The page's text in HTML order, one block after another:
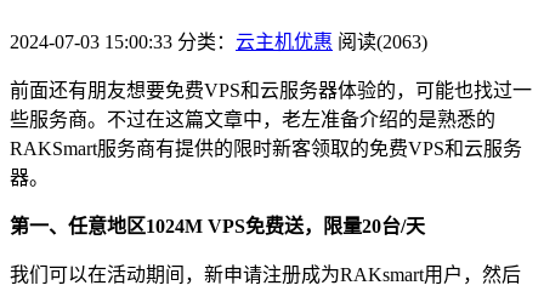
2024-07-03 15:00:33 分类： 云主机优惠 阅读(2063)
前面还有朋友想要免费VPS和云服务器体验的，可能也找过一
些服务商。不过在这篇文章中，老左准备介绍的是熟悉的
RAKSmart服务商有提供的限时新客领取的免费VPS和云服务
器。
第一、任意地区1024M VPS免费送，限量20台/天
我们可以在活动期间，新申请注册成为RAKsmart用户，然后